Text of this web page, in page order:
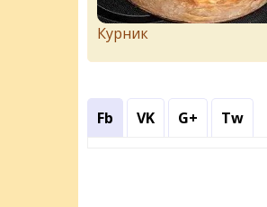
Курник
Fb VK G+ Tw